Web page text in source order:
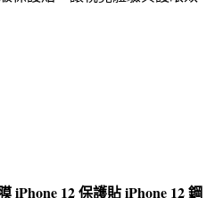
iPhone 12 保護貼iPhone 12 鋼